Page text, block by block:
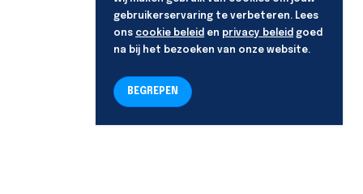
gebruikerservaring te verbeteren. Lees
ons cookie beleid en privacy beleid goed
na bij het bezoeken van onze website.
BEGREPEN